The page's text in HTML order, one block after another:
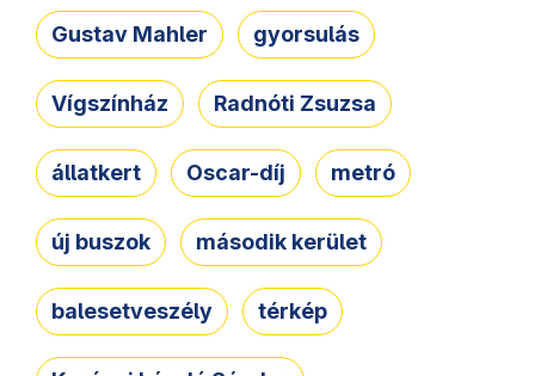
Gustav Mahler gyorsulás
Vígszínház Radnóti Zsuzsa
állatkert Oscar-díj metró
új buszok második kerület
balesetveszély térkép